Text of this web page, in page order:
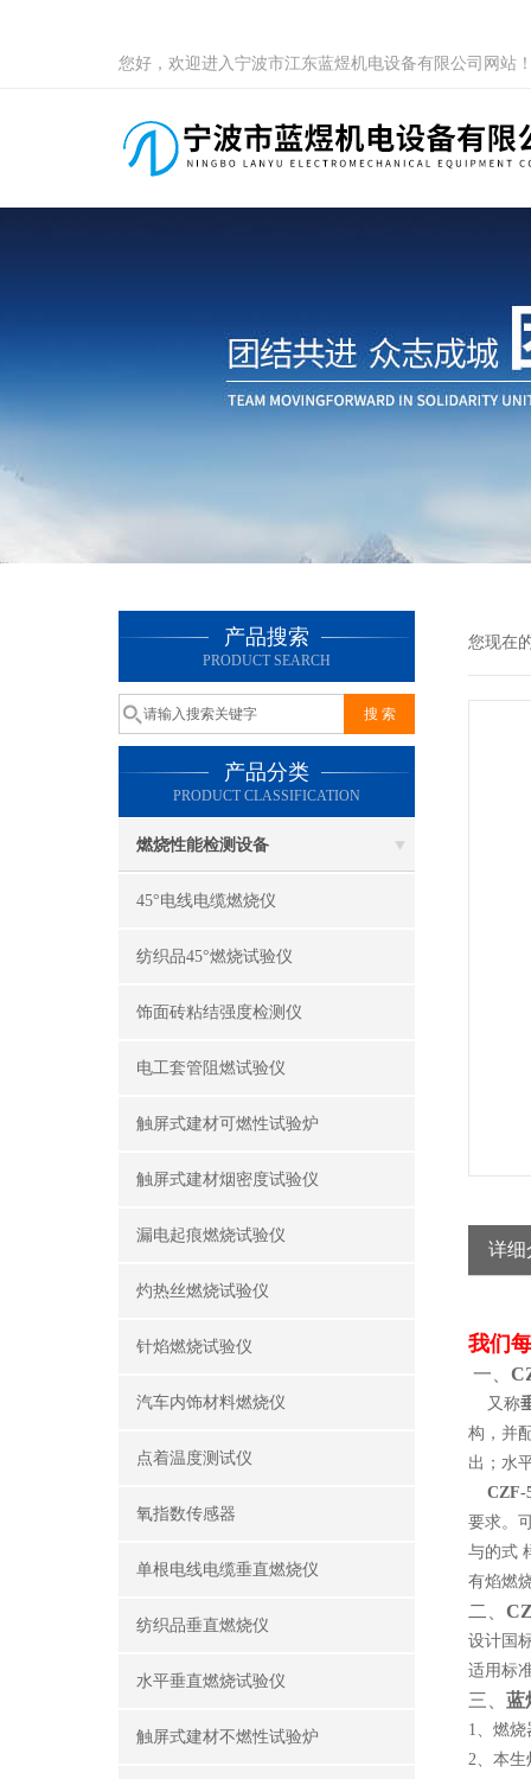
您好，欢迎进入宁波市江东蓝煜机电设备有限公司网站
产品搜索
PRODUCT SEARCH
产品分类
PRODUCT CLASSIFICATION
燃烧性能检测设备
45°电线电缆燃烧仪
纺织品45°燃烧试验仪
饰面砖粘结强度检测仪
电工套管阻燃试验仪
触屏式建材可燃性试验炉
触屏式建材烟密度试验仪
漏电起痕燃烧试验仪
灼热丝燃烧试验仪
针焰燃烧试验仪
汽车内饰材料燃烧仪
点着温度测试仪
氧指数传感器
单根电线电缆垂直燃烧仪
纺织品垂直燃烧仪
水平垂直燃烧试验仪
触屏式建材不燃性试验炉
您现在
详细
我们
一、
又称
构，并
出；水
CZF-
要求。
与的式
有焰燃
二、
设计国
适用标
三、 蓝
1、燃
2、本生